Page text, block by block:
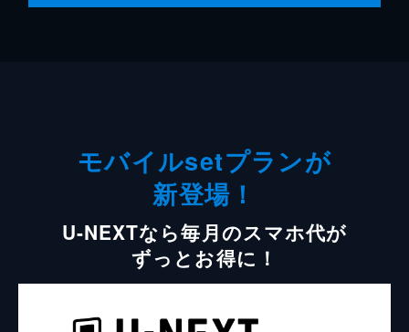
モバイルsetプランが
新登場！
U-NEXTなら毎月のスマホ代が
ずっとお得に！